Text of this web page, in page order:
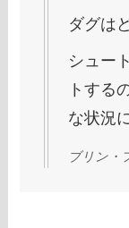
ダグは
シュー
トする
な状況
ブリン・